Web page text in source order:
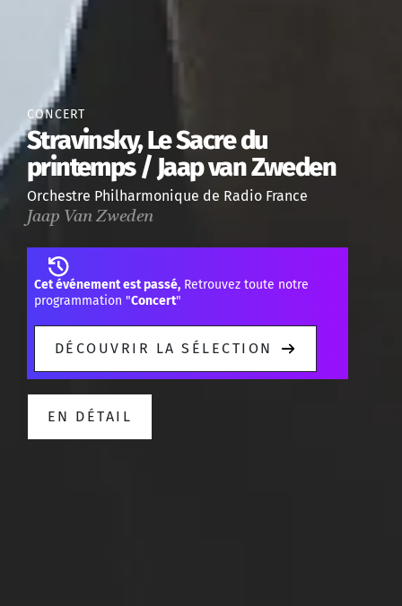
CONCERT
Stravinsky, Le Sacre du
printemps / Jaap van Zweden
Orchestre Philharmonique de Radio France
Jaap Van Zweden
Cet événement est passé, Retrouvez toute notre
programmation "Concert"
DÉCOUVRIR LA SÉLECTION
EN DÉTAIL